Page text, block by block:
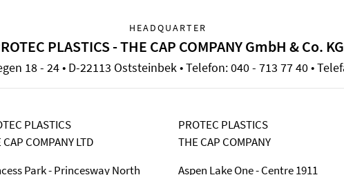
HEADQUARTER
PLASTICS - THE CAP COMPANY GmbH & Co. KG
18 - 24 • D-22113 Oststeinbek • Telefon: 040 - 713 77 40 •
PLASTICS
CAP COMPANY LTD
Park - Princesway North
PROTEC PLASTICS
THE CAP COMPANY
Aspen Lake One - Centre 1911